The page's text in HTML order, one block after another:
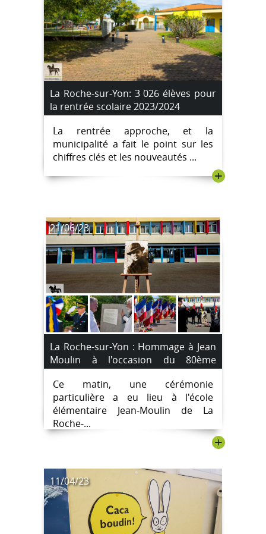
La Roche-sur-Yon: 3 026 élèves pour
la rentrée scolaire 2023/2024
La rentrée approche, et la
municipalité a fait le point sur les
chiffres clés et les nouveautés ...
+
21/06/23
La Roche-sur-Yon : Hommage à Jean
Moulin à l'occasion du 80ème
anniversaire de sa mort à l'école qui
porte son nom.
Ce matin, une cérémonie
particulière a eu lieu à l'école
élémentaire Jean-Moulin de La
Roche-...
+
11/04/23